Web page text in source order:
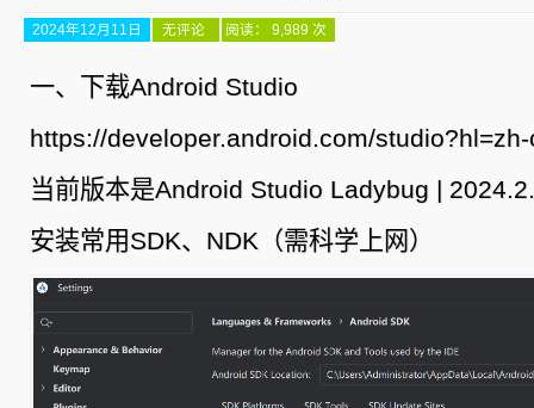
2024年12月11日
Android
Studio
译
TVBOX
版
本
无评论 阅读： 9,989 次
一、下载Android Studio
https://developer.android.com/
当前版本是Android Studio Ladybug | 2024.2.
安装常用SDK、NDK（需科学上网）